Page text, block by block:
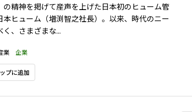
の精神を掲げて産声を上げた日本初のヒューム管
本ヒューム（増渕智之社長）。以来、時代のニー
く、さまざまな...
業 企業
プに追加